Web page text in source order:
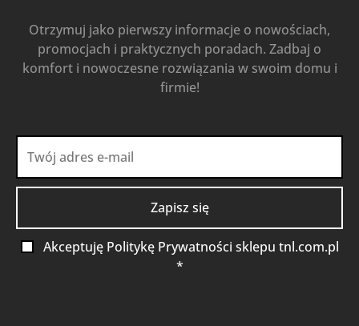
Otrzymuj jako pierwszy informacje o nowościach,
promocjach i praktycznych poradach. Zadbaj o
komfort i nowoczesne rozwiązania w swoim domu i
firmie!
Akceptuję Politykę Prywatności sklepu tnl.com.pl
*